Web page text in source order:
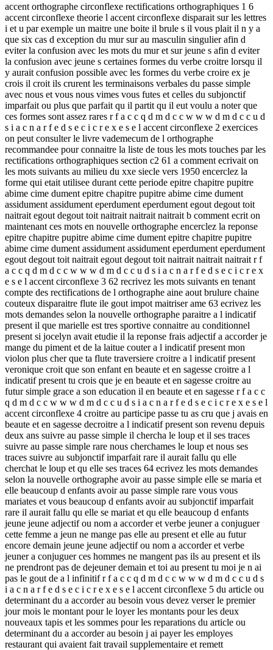
accent orthographe circonflexe rectifications orthographiques 1 6
accent circonflexe theorie l accent circonflexe disparait sur les lettres
i et u par exemple un maitre une boite il brule s il vous plait il n y a
que six cas d exception du mur sur au masculin singulier afin d
eviter la confusion avec les mots du mur et sur jeune s afin d eviter
la confusion avec jeune s certaines formes du verbe croitre lorsqu il
y aurait confusion possible avec les formes du verbe croire ex je
crois il croit ils crurent les terminaisons verbales du passe simple
avec nous et vous nous vimes vous futes et celles du subjonctif
imparfait ou plus que parfait qu il partit qu il eut voulu a noter que
ces formes sont assez rares r f a c c q d m d c c w w w d m d c c u d
s i a c n a r f e d s e c i c r e x e s e l accent circonflexe 2 exercices
on peut consulter le livre vademecum de l orthographe
recommandee pour connaitre la liste de tous les mots touches par les
rectifications orthographiques section c2 61 a comment ecrivait on
les mots suivants au milieu du xxe siecle vers 1950 encerclez la
forme qui etait utilisee durant cette periode epitre chapitre pupitre
abime cime dument epitre chapitre pupitre abime cime dument
assidument assidument eperdument eperdument egout degout toit
naitrait egout degout toit naitrait naitrait naitrait b comment ecrit on
maintenant ces mots en nouvelle orthographe encerclez la reponse
epitre chapitre pupitre abime cime dument epitre chapitre pupitre
abime cime dument assidument assidument eperdument eperdument
egout degout toit naitrait egout degout toit naitrait naitrait naitrait r f
a c c q d m d c c w w w d m d c c u d s i a c n a r f e d s e c i c r e x
e s e l accent circonflexe 3 62 recrivez les mots suivants en tenant
compte des rectifications de l orthographe aine aout brulure chaine
couteux disparaitre flute ile gout impot maitriser ame 63 ecrivez les
mots demandes selon la nouvelle orthographe paraitre a l indicatif
present il que marielle est tres sportive connaitre au conditionnel
present si jocelyn avait etudie il la reponse frais adjectif a accorder je
mange du piment et de la laitue couter a l indicatif present mon
violon plus cher que ta flute traversiere croitre a l indicatif present
veronique croit que son enfant en beaute et en sagesse croitre a l
indicatif present tu crois que je en beaute et en sagesse croitre au
futur simple grace a son education il en beaute et en sagesse r f a c c
q d m d c c w w w d m d c c u d s i a c n a r f e d s e c i c r e x e s e l
accent circonflexe 4 croitre au participe passe tu as cru que j avais en
beaute et en sagesse decroitre a l indicatif present son revenu depuis
deux ans suivre au passe simple il chercha le loup et il ses traces
suivre au passe simple rare nous cherchames le loup et nous ses
traces suivre au subjonctif imparfait rare il aurait fallu qu elle
cherchat le loup et qu elle ses traces 64 ecrivez les mots demandes
selon la nouvelle orthographe avoir au passe simple elle se maria et
elle beaucoup d enfants avoir au passe simple rare vous vous
mariates et vous beaucoup d enfants avoir au subjonctif imparfait
rare il aurait fallu qu elle se mariat et qu elle beaucoup d enfants
jeune jeune adjectif ou nom a accorder et verbe jeuner a conjuguer
cette femme a jeun ne mange pas elle au present et elle au futur
encore demain jeune jeune adjectif ou nom a accorder et verbe
jeuner a conjuguer ces hommes ne mangent pas ils au present et ils
ne prendront pas de dejeuner demain et toi au present tu moi je n ai
pas le gout de a l infinitif r f a c c q d m d c c w w w d m d c c u d s
i a c n a r f e d s e c i c r e x e s e l accent circonflexe 5 du article ou
determinant du a accorder au besoin vous devez verser le premier
jour mois le montant pour le loyer les montants pour les deux
nouveaux tapis et les sommes pour les reparations du article ou
determinant du a accorder au besoin j ai payer les employes
restaurant qui avaient fait travail supplementaire et remett